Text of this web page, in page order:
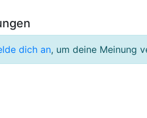
dich an, um deine Meinung